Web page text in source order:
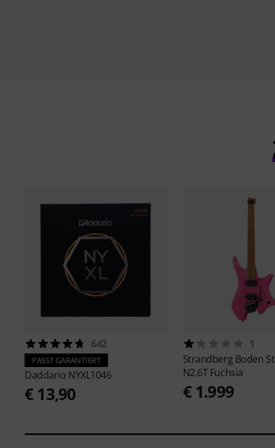
642
PASST GARANTIERT
Daddario NYXL1046
€ 13,90
1
Strandberg Boden
N2.6T Fuchsia
€ 1.999